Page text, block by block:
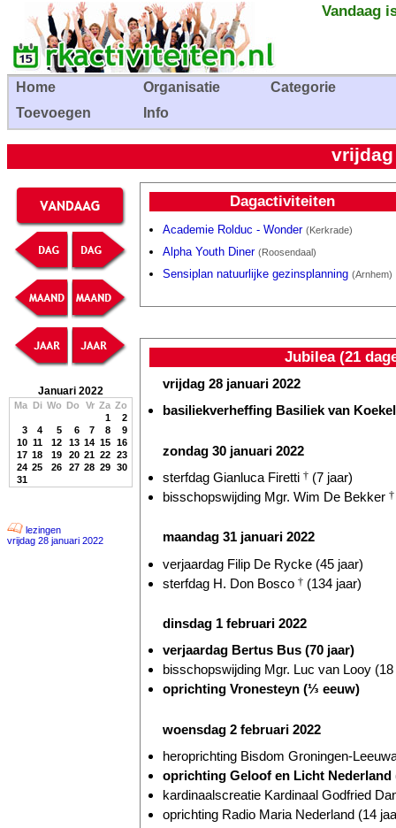
Vandaag
Home Organisatie
Categorie
Toevoegen
Info
vrijdag
Januari 2022
Ma Di Wo Do Vr Za Zo
1
2
3
4 5 6 7 8
9
10 11 12 13 14 15 16
17 18 19 20 21 22 23
24 25 26 27 28 29 30
31
lezingen
vrijdag 28 januari 2022
Dagactiviteiten
Academie Rolduc - Wonder (Kerkrade)
Alpha Youth Diner (Roosendaal)
Sensiplan natuurlijke gezinsplanning (Arnhem)
Jubilea (21
vrijdag 28 januari 2022
basiliekverheffing Basiliek van
zondag 30 januari 2022
sterfdag Gianluca Firetti † (7 jaar)
bisschopswijding Mgr. Wim De Bekker †
maandag 31 januari 2022
verjaardag Filip De Rycke (45 jaar)
sterfdag H. Don Bosco † (134 jaar)
dinsdag 1 februari 2022
verjaardag Bertus Bus (70 jaar)
bisschopswijding Mgr. Luc van Looy (18
oprichting Vronesteyn (⅓ eeuw)
woensdag 2 februari 2022
heroprichting Bisdom Groningen-
oprichting Geloof en Licht Nederland
kardinaalscreatie Kardinaal Godfried
oprichting Radio Maria Nederland (14